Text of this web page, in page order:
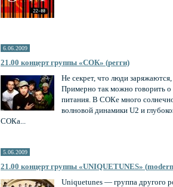
6.06.2009
21.00 концерт группы «СОК» (регги)
Не секрет, что люди
Примерно так можно говорить
питания. В СОКе много
волновой динамики U2 и
СОКа...
5.06.2009
21.00 концерт группы «UNIQUETUNES» (
Uniquetunes — группа другого